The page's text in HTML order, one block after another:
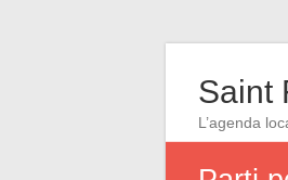
Saint
L’agenda